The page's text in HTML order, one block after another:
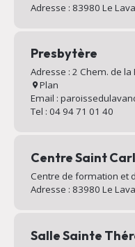
Adresse : 83980 Le
Presbytère
Adresse : 2 Chem. de
Plan
Email :
Tel : 04 94 71 01 40
Centre Saint
Centre de formation et
Adresse : 83980 Le
Salle Sainte